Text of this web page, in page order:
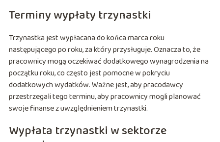
Terminy wypłaty trzynastki
Trzynastka jest wypłacana do końca marca roku
następującego po roku, za który przysługuje. Oznacza to, że
pracownicy mogą oczekiwać dodatkowego wynagrodzenia na
początku roku, co często jest pomocne w pokryciu
dodatkowych wydatków. Ważne jest, aby pracodawcy
przestrzegali tego terminu, aby pracownicy mogli planować
swoje finanse z uwzględnieniem trzynastki.
Wypłata trzynastki w sektorze